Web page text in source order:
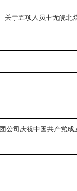
关于五项人员中无皖北
公司庆祝中国共产党